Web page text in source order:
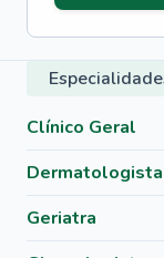
Clínico Geral
Dermatologista
Geriatra